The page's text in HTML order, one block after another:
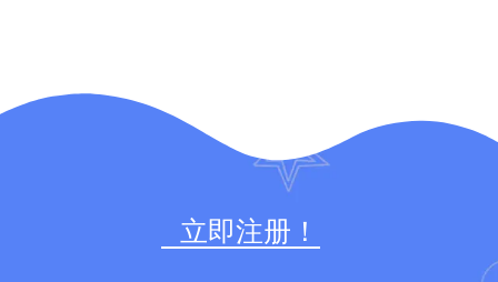
立即注册！